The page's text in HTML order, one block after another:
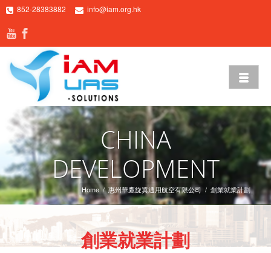
852-28383882 info@iam.org.hk
CHINA
DEVELOPMENT
Home / 惠州華鷹旋翼通用航空有限公司 / 創業就業計劃
創業就業計劃